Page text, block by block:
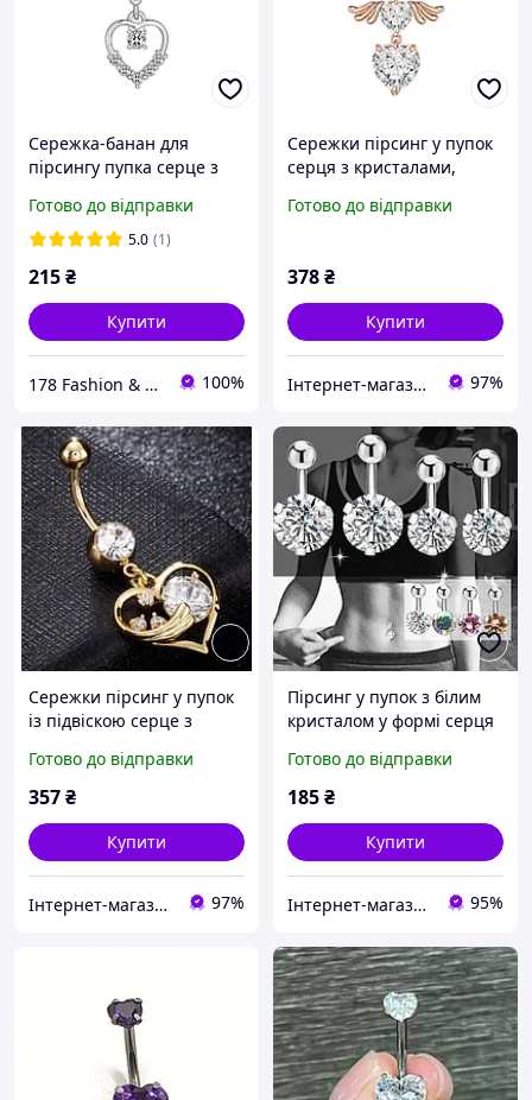
Сережка-банан для
пірсингу пупка серце з
срібло
Готово до відправки
5.0 (1)
215₴
Купити
178 Fashion & Happy times 100%
Сережки пірсинг у пупок
серця з кристалами,
Готово до відправки
378₴
Купити
Інтернет-магазин "Luck-Lak" 97%
Сережки пірсинг у пупок
із підвіскою серце з
Готово до відправки
357₴
Купити
Інтернет-магазин "Luck-Lak" 97%
Пірсинг у пупок з білим
кристалом у формі серця
титановий
антиалергенний стрази
Готово до відправки
185₴
Купити
Інтернет-магазин "Vegvisir" 95%